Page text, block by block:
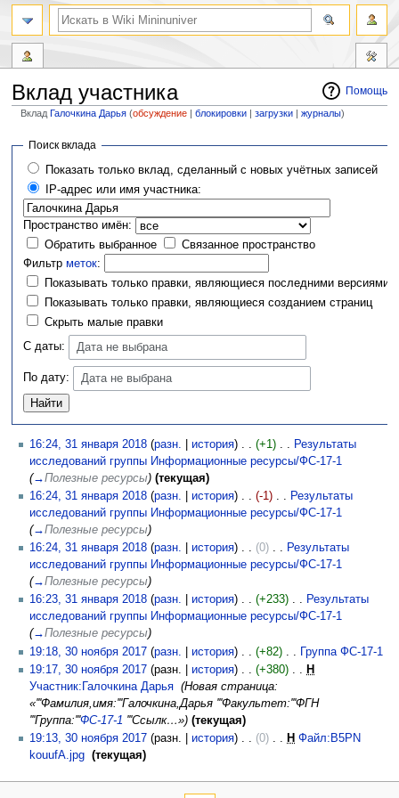
Помощь
Вклад участника
Вклад Галочкина Дарья (обсуждение |блокировки |загрузки |журналы)
Перейти
навигации
Перейти
поиску
Поиск вклада
Показать только вклад, сделанный с новых учётных записей
IP-адрес или имя участника:
Пространство имён:
Обратить выбранное
Связанное пространство
Фильтрметок:
Показывать только правки, являющиеся последними версиями
Показывать только правки, являющиеся созданием страниц
Скрыть малые правки
С даты:
Дата не выбрана
По дату: Дата не выбрана
16:24, 31 января 2018 (разн. история) (+1)
Результаты
исследований группы Информационные ресурсы/ФС-17-1
(→Полезные ресурсы) (текущая)
16:24, 31 января 2018 (разн. история) (-1)
Результаты
исследований группы Информационные ресурсы/ФС-17-1
(→Полезные ресурсы)
16:24, 31 января 2018 (разн. история) (0)
Результаты
исследований группы Информационные ресурсы/ФС-17-1
(→Полезные ресурсы)
16:23, 31 января 2018 (разн. история) (+233)
Результаты
исследований группы Информационные ресурсы/ФС-17-1
(→Полезные ресурсы)
19:18, 30 ноября 2017 (разн. история) (+82) Группа ФС-17-1
19:17, 30 ноября 2017 (разн. | история) (+380)
Н
Участник:Галочкина Дарья (Новая страница:
«'''Фамилия,имя:'''Галочкина,Дарья '''Факультет:'''ФГН
'''Группа:'''ФС-17-1 '''Ссылк…») (текущая)
19:13, 30 ноября 2017 (разн. | история) (0) Н Файл:B5PN
kouufA.jpg (текущая)